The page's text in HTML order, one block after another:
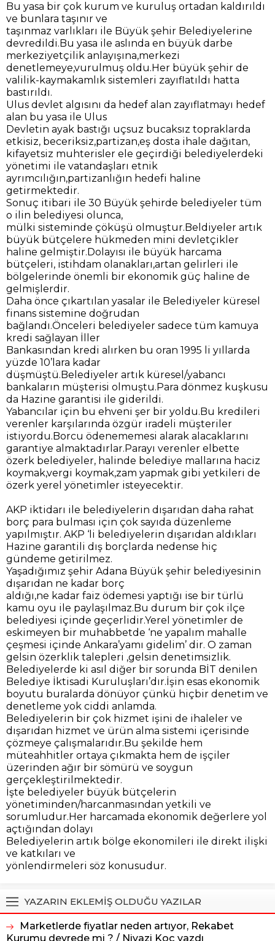
Bu yasa bir çok kurum ve kuruluş ortadan kaldırıldı
ve bunlara taşınır ve
taşınmaz varlıkları ile Büyük şehir Belediyelerine
devredildi.Bu yasa ile aslında en büyük darbe
merkeziyetçilik anlayışına,merkezi
denetlemeye,vurulmuş oldu.Her büyük şehir de
valilik-kaymakamlık sistemleri zayıflatıldı hatta
bastırıldı.
Ulus devlet algısını da hedef alan zayıflatmayı hedef
alan bu yasa ile Ulus
Devletin ayak bastığı uçsuz bucaksız topraklarda
etkisiz, beceriksiz,partizan,eş dosta ihale dağıtan,
kifayetsiz muhterisler ele geçirdiği belediyelerdeki
yönetimi ile vatandaşları etnik
ayrımcılığın,partizanlığın hedefi haline
getirmektedir.
Sonuç itibari ile 30 Büyük şehirde belediyeler tüm
o ilin belediyesi olunca,
mülki sisteminde çöküşü olmuştur.Beldiyeler artık
büyük bütçelere hükmeden mini devletçikler
haline gelmiştir.Dolayısı ile büyük harcama
bütçeleri, istihdam olanakları,artan gelirleri ile
bölgelerinde önemli bir ekonomik güç haline de
gelmişlerdir.
Daha önce çıkartılan yasalar ile Belediyeler küresel
finans sistemine doğrudan
bağlandı.Önceleri belediyeler sadece tüm kamuya
kredi sağlayan İller
Bankasından kredi alırken bu oran 1995 li yıllarda
yüzde 10’lara kadar
düşmüştü.Belediyeler artık küresel/yabancı
bankaların müşterisi olmuştu.Para dönmez kuşkusu
da Hazine garantisi ile giderildi.
Yabancılar için bu ehveni şer bir yoldu.Bu kredileri
verenler karşılarında özgür iradeli müşteriler
istiyordu.Borcu ödenememesi alarak alacaklarını
garantiye almaktadırlar.Parayı verenler elbette
özerk belediyeler, halinde belediye mallarına haciz
koymak,vergi koymak,zam yapmak gibi yetkileri de
özerk yerel yönetimler isteyecektir.
AKP iktidarı ile belediyelerin dışarıdan daha rahat
borç para bulması için çok sayıda düzenleme
yapılmıştır. AKP ‘li belediyelerin dışarıdan aldıkları
Hazine garantili dış borçlarda nedense hiç
gündeme getirilmez.
Yaşadığımız şehir Adana Büyük şehir belediyesinin
dışarıdan ne kadar borç
aldığı,ne kadar faiz ödemesi yaptığı ise bir türlü
kamu oyu ile paylaşılmaz.Bu durum bir çok ilçe
belediyesi içinde geçerlidir.Yerel yönetimler de
eskimeyen bir muhabbetde ‘ne yapalım mahalle
çeşmesi içinde Ankara’yamı gidelim’ dir. O zaman
gelsin özerklik talepleri ,gelsin denetimsizlik.
Belediyelerde ki asıl diğer bir sorunda BİT denilen
Belediye İktisadi Kuruluşları’dır.İşin esas ekonomik
boyutu buralarda dönüyor çünkü hiçbir denetim ve
denetleme yok ciddi anlamda.
Belediyelerin bir çok hizmet işini de ihaleler ve
dışarıdan hizmet ve ürün alma sistemi içerisinde
çözmeye çalışmalarıdır.Bu şekilde hem
müteahhitler ortaya çıkmakta hem de işçiler
üzerinden ağır bir sömürü ve soygun
gerçekleştirilmektedir.
İşte belediyeler büyük bütçelerin
yönetiminden/harcanmasından yetkili ve
sorumludur.Her harcamada ekonomik değerlere yol
açtığından dolayı
Belediyelerin artık bölge ekonomileri ile direkt ilişki
ve katkıları ve
yönlendirmeleri söz konusudur.
YAZARIN EKLEMİŞ OLDUĞU YAZILAR
Marketlerde fiyatlar neden artıyor, Rekabet
Kurumu devrede mi ? / Niyazi Koç yazdı